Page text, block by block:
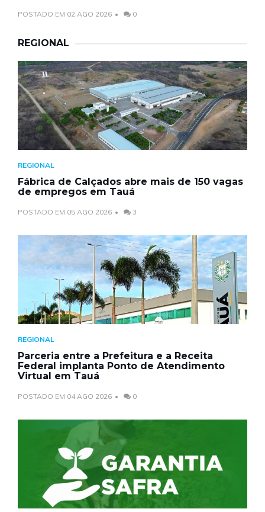
POSTADO EM 02 AGO 2026 0
REGIONAL
REGIONAL
Fábrica de Calçados abre mais de 150 vagas
de empregos em Tauá
POSTADO EM 05 AGO 2026 3
REGIONAL
Parceria entre a Prefeitura e a Receita
Federal implanta Ponto de Atendimento
Virtual em Tauá
POSTADO EM 04 AGO 2026 0